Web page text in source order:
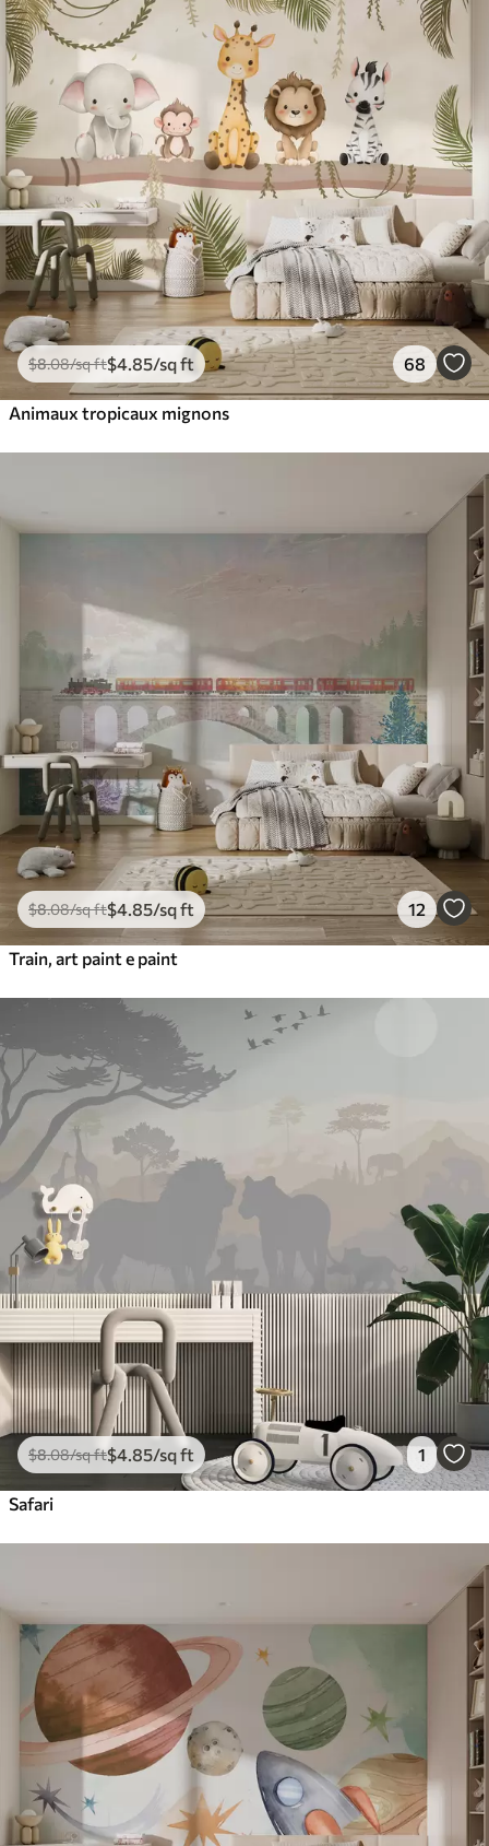
$8.08/sq ft$4 .85/sq ft 68
Animaux tropicaux mignons
$8.08/sq ft$4 .85/sq ft 12
Train, art paint e paint
$8.08/sq ft$4 .85/sq ft 1
Safari